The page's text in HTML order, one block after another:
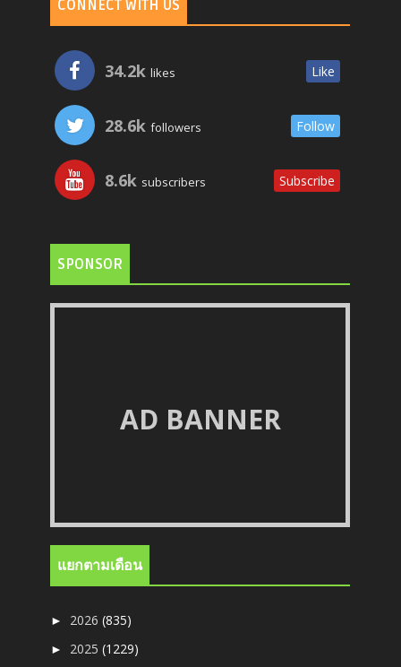
CONNECT WITH US
34.2k likes Like
28.6k followers Follow
8.6k subscribers Subscribe
SPONSOR
AD BANNER
แยกตามเดือน
► 2026(835)
► 2025(1229)